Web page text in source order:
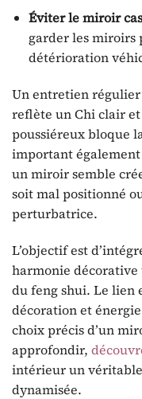
Éviter le miroir
garder les miroirs
détérioration
Un entretien
reflète un Chi clair
poussiéreux bloque
important également
un miroir semble
soit mal positionné
perturbatrice.
L’objectif est
harmonie
du feng shui. Le lien
décoration et
choix précis d’un
approfondir,
intérieur un véritable
dynamisée.